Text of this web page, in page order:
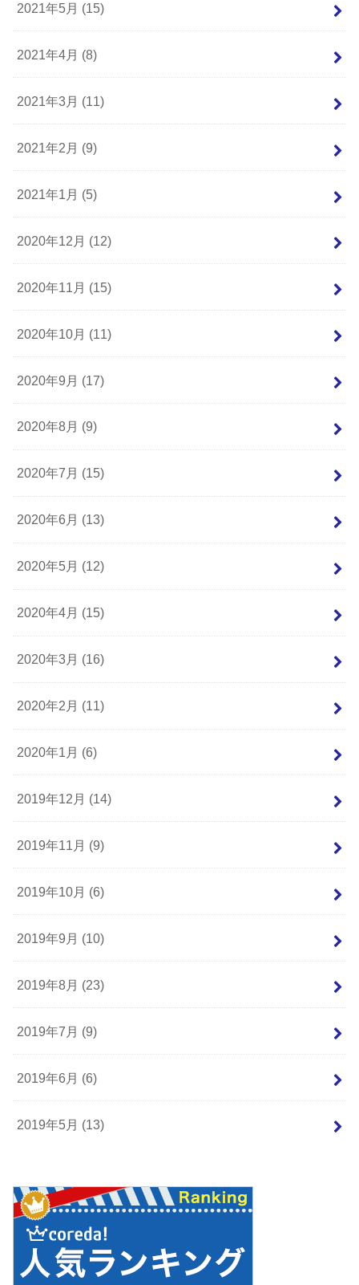
2021年5月 (15)
2021年4月 (8)
2021年3月 (11)
2021年2月 (9)
2021年1月 (5)
2020年12月 (12)
2020年11月 (15)
2020年10月 (11)
2020年9月 (17)
2020年8月 (9)
2020年7月 (15)
2020年6月 (13)
2020年5月 (12)
2020年4月 (15)
2020年3月 (16)
2020年2月 (11)
2020年1月 (6)
2019年12月 (14)
2019年11月 (9)
2019年10月 (6)
2019年9月 (10)
2019年8月 (23)
2019年7月 (9)
2019年6月 (6)
2019年5月 (13)